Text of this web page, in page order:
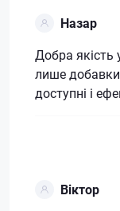
Назар
Добра
лише добавки
доступні і
Віктор